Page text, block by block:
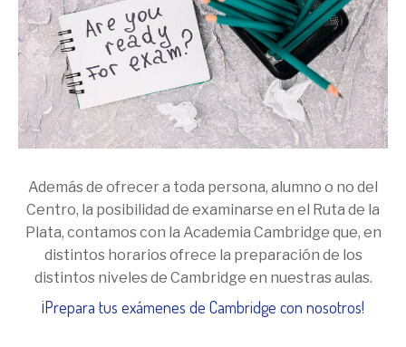
Además de ofrecer a toda persona, alumno o no del
Centro, la posibilidad de examinarse en el Ruta de la
Plata, contamos con la Academia Cambridge que, en
distintos horarios ofrece la preparación de los
distintos niveles de Cambridge en nuestras aulas.
¡Prepara tus exámenes de Cambridge con nosotros!